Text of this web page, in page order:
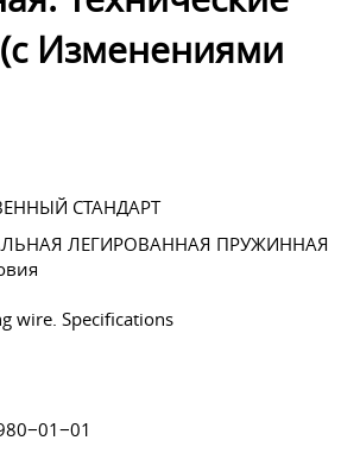
Изменениями
СТАНДАРТ
ЛЕГИРОВАННАЯ ПРУЖИННАЯ
wire. Specifications